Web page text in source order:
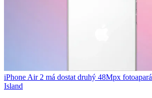
iPhone Air 2 má dostat druhý 48Mpx
Island